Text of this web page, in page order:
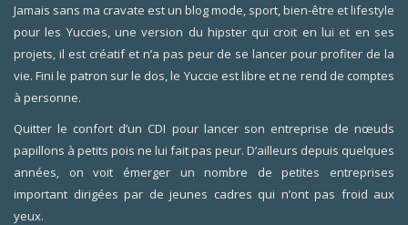
Jamais sans ma cravate est un blog mode, sport, bien-être et lifestyle
pour les Yuccies, une version du hipster qui croit en lui et en ses
projets, il est créatif et n’a pas peur de se lancer pour profiter de la
vie. Fini le patron sur le dos, le Yuccie est libre et ne rend de comptes
à personne.
Quitter le confort d’un CDI pour lancer son entreprise de nœuds
papillons à petits pois ne lui fait pas peur. D’ailleurs depuis quelques
années, on voit émerger un nombre de petites entreprises
important dirigées par de jeunes cadres qui n’ont pas froid aux
yeux.